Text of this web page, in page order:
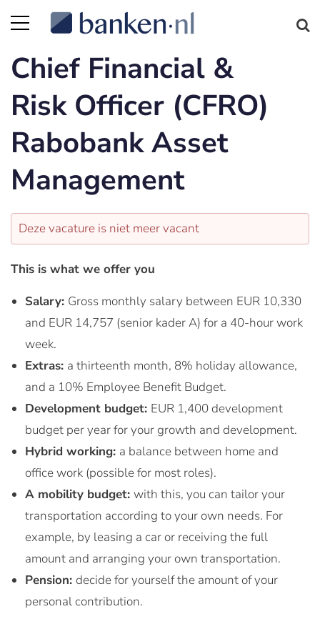
Chief Financial &
Risk Officer (CFRO)
Rabobank Asset
Management
Deze vacature is niet meer vacant
This is what we offer you
Salary: Gross monthly salary between EUR 10,330
and EUR 14,757 (senior kader A) for a 40-hour work
week.
Extras: a thirteenth month, 8% holiday allowance,
and a 10% Employee Benefit Budget.
Development budget: EUR 1,400 development
budget per year for your growth and development.
Hybrid working: a balance between home and
office work (possible for most roles).
A mobility budget: with this, you can tailor your
transportation according to your own needs. For
example, by leasing a car or receiving the full
amount and arranging your own transportation.
Pension: decide for yourself the amount of your
personal contribution.